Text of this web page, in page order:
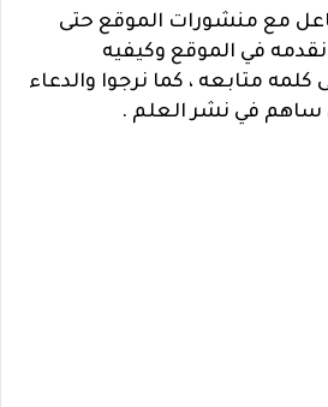
مع منشورات الموقع حتى
في الموقع وكيفيه
متابعه ، كما نرجوا والدعاء
في نشر العلم .